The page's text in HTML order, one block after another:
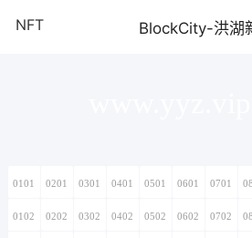
NFT BlockCity-洪湖
0101 0201 0301 0401 0501 0601 0701
0102 0202 0302 0402 0502 0602 0702